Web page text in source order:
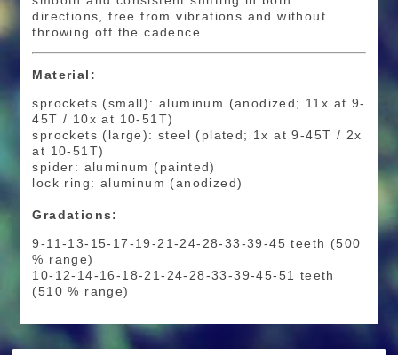
directions, free from vibrations and without
throwing off the cadence.
Material:
sprockets (small): aluminum (anodized; 11x at 9-
45T / 10x at 10-51T)
sprockets (large): steel (plated; 1x at 9-45T / 2x
at 10-51T)
spider: aluminum (painted)
lock ring: aluminum (anodized)
Gradations:
9-11-13-15-17-19-21-24-28-33-39-45 teeth (500
% range)
10-12-14-16-18-21-24-28-33-39-45-51 teeth
(510 % range)